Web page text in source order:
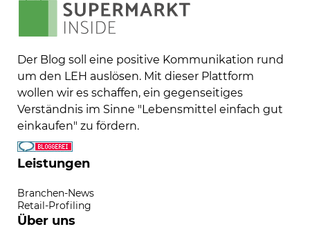
Der Blog soll eine positive Kommunikation rund
um den LEH auslösen. Mit dieser Plattform
wollen wir es schaffen, ein gegenseitiges
Verständnis im Sinne "Lebensmittel einfach gut
einkaufen" zu fördern.
Leistungen
Branchen-News
Retail-Profiling
Über uns